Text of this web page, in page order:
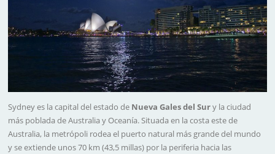
Sydney es la capital del estado de Nueva Gales del Sury la ciudad
más poblada de Australia y Oceanía. Situada en la costa este de
Australia, la metrópoli rodea el puerto natural más grande del mundo
y se extiende unos 70 km (43,5 millas) por la periferia hacia las